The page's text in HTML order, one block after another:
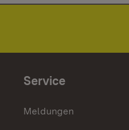
Service
Meldungen